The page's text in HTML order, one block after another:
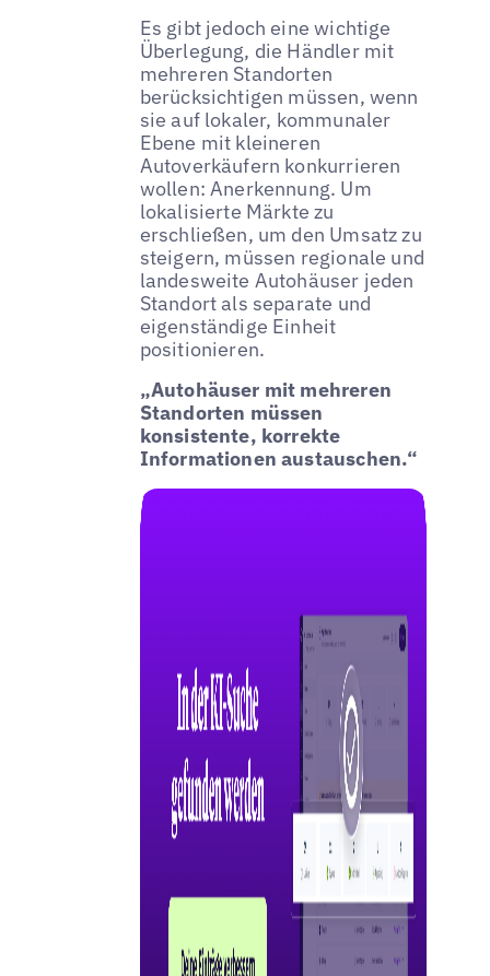
Es gibt jedoch eine wichtige
Überlegung, die Händler mit
mehreren Standorten
berücksichtigen müssen, wenn
sie auf lokaler, kommunaler
Ebene mit kleineren
Autoverkäufern konkurrieren
wollen: Anerkennung. Um
lokalisierte Märkte zu
erschließen, um den Umsatz zu
steigern, müssen regionale und
landesweite Autohäuser jeden
Standort als separate und
eigenständige Einheit
positionieren.
„Autohäuser mit mehreren
Standorten müssen
konsistente, korrekte
Informationen austauschen.“